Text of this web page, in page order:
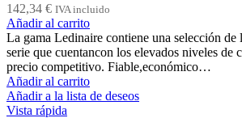
142,34 € IVA incluido
Añadir al carrito
La gama Ledinaire contiene una selección
serie que cuentancon los elevados niveles de
precio competitivo. Fiable,económico…
Añadir al carrito
Añadir a la lista de deseos
Vista rápida